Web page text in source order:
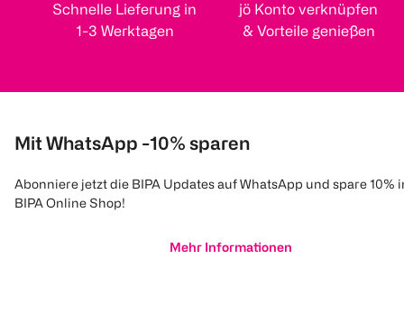
Schnelle Lieferung in
1-3 Werktagen
jö Konto verknüpfen
& Vorteile genießen
Mit WhatsApp -10% sparen
Abonniere jetzt die BIPA Updates auf WhatsApp und spare 10%
BIPA Online Shop!
Mehr Informationen